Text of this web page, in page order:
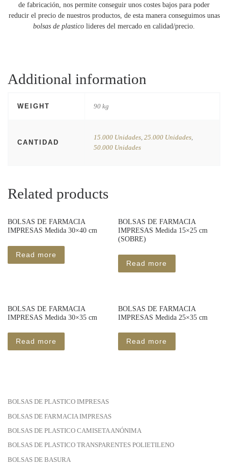
de fabricación, nos permite conseguir unos costes bajos para poder
reducir el precio de nuestros productos, de esta manera conseguimos unas
bolsas de plastico lideres del mercado en calidad/precio.
Additional information
WEIGHT 90 kg
CANTIDAD
15.000 Unidades, 25.000 Unidades,
50.000 Unidades
Related products
BOLSAS DE FARMACIA
IMPRESAS Medida 30×40 cm
Read more
BOLSAS DE FARMACIA
IMPRESAS Medida 15×25 cm
(SOBRE)
Read more
BOLSAS DE FARMACIA
IMPRESAS Medida 30×35 cm
Read more
BOLSAS DE FARMACIA
IMPRESAS Medida 25×35 cm
Read more
BOLSAS DE PLASTICO IMPRESAS
BOLSAS DE FARMACIA IMPRESAS
BOLSAS DE PLASTICO CAMISETA ANÓNIMA
BOLSAS DE PLASTICO TRANSPARENTES POLIETILENO
BOLSAS DE BASURA